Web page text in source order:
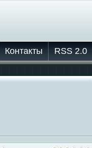
Контакты RSS 2.0